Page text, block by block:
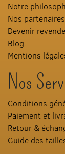
Notre
Nos partenaires
Devenir
Blog
Mentions
Nos
Conditions
Paiement et
Retour &
Guide des